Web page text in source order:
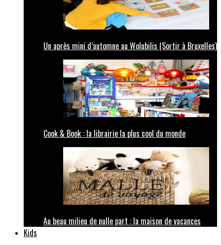
Un après mini d’automne au Wolubilis (Sortir à Bruxelles)
Cook & Book : la librairie la plus cool du monde
Au beau milieu de nulle part : la maison de vacances
Kids